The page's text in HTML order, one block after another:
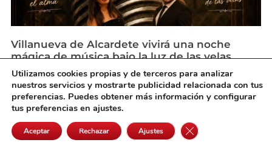
Villanueva de Alcardete vivirá una noche
mágica de música bajo la luz de las velas
Utilizamos cookies propias y de terceros para analizar
nuestros servicios y mostrarte publicidad relacionada con tus
preferencias. Puedes obtener más información y configurar
tus preferencias en ajustes.
Aceptar Rechazar Ajustes Cerrar el banner de